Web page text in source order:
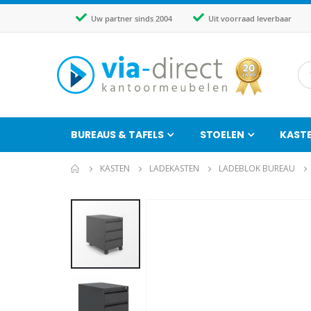
Uw partner sinds 2004 Uit voorraad leverbaar
BUREAUS & TAFELS STOELEN
KASTEN LADEKASTEN LADEBLOK BUREAU
van
afbeeldingen-